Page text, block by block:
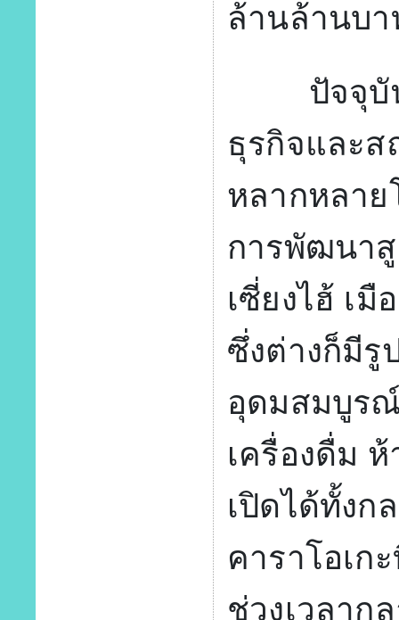
ล้านล้านบา
ปัจจุบันเ
ธุรกิจและส
หลากหลาย
การพัฒนาสู
เซี่ยงไฮ้ เมื
ซึ่งต่างก็มีรู
อุดมสมบูร
เครื่องดื่ม
เปิดได้ทั้งก
คาราโอเก
ช่วงเวลาก